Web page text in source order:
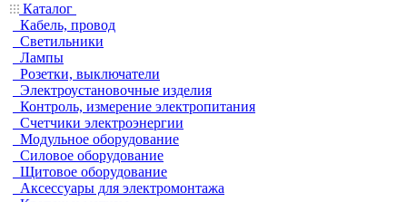
Каталог
Кабель, провод
Светильники
Лампы
Розетки, выключатели
Электроустановочные изделия
Контроль, измерение электропитания
Счетчики электроэнергии
Модульное оборудование
Силовое оборудование
Щитовое оборудование
Аксессуары для электромонтажа